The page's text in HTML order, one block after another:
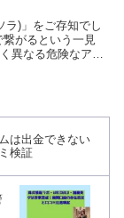
ラ)」をご存知でし
繋がるという一見
異なる危険なアプ
は出金できない
検証